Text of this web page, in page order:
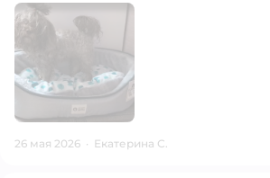
26 мая 2026 · Екатерина С.